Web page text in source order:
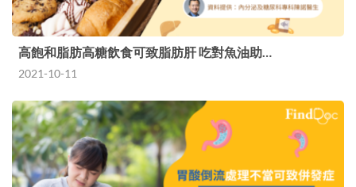
高飽和脂肪高糖飲食可致脂肪肝 吃對魚油助…
2021-10-11